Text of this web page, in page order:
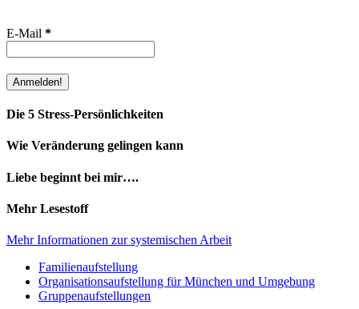
E-Mail *
Die 5 Stress-Persönlichkeiten
Wie Veränderung gelingen kann
Liebe beginnt bei mir….
Mehr Lesestoff
Mehr Informationen zur systemischen Arbeit
Familienaufstellung
Organisationsaufstellung für München und Umgebung
Gruppenaufstellungen